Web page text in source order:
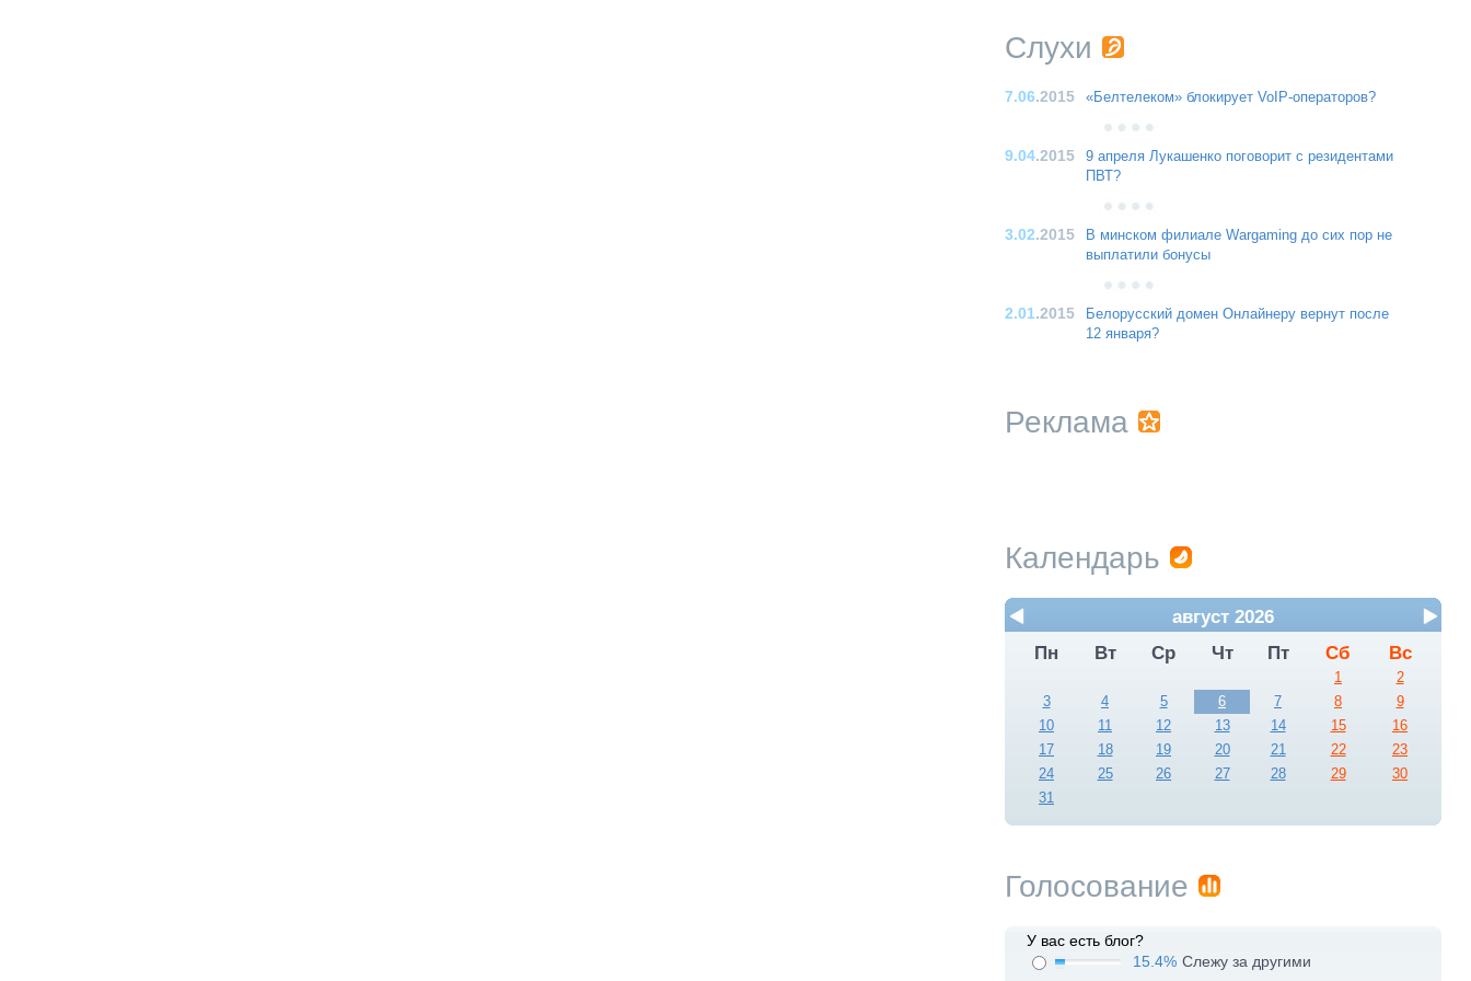
Слухи
7.06.2015 «Белтелеком» блокирует VoIP-операторов?
9.04.2015
9 апреля Лукашенко поговорит с резидентами
ПВТ?
3.02.2015
В минском филиале Wargaming до сих пор не
выплатили бонусы
2.01.2015
Белорусский домен Онлайнеру вернут после
12 января?
Реклама
Календарь
август 2026
Пн
Вт Ср Чт Пт Сб Вс
1
2
3
4 5 6 7 8
9
10
11 12 13 14 15
16
17
18 19 20 21 22
23
24
25 26 27 28 29
30
31
Голосование
У вас есть блог?
15.4% Слежу за другими